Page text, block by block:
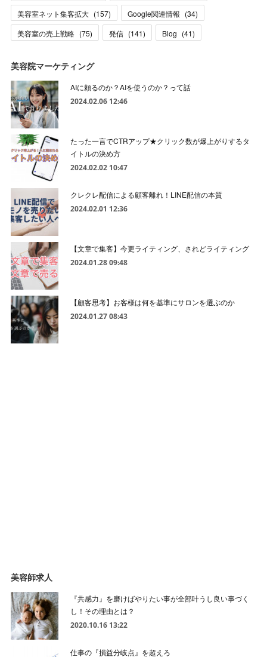
美容室ネット集客拡大 (157) Google関連情報 (34)
美容室の売上戦略 (75) 発信 (141) Blog (41)
美容院マーケティング
AIに頼るのか？AIを使うのか？って話
2024.02.06 12:46
たった一言でCTRアップ★クリック数が爆上がりするタ
イトルの決め方
2024.02.02 10:47
クレクレ配信による顧客離れ！LINE配信の本質
2024.02.01 12:36
【文章で集客】今更ライティング、されどライティング
2024.01.28 09:48
【顧客思考】お客様は何を基準にサロンを選ぶのか
2024.01.27 08:43
美容師求人
『共感力』を磨けばやりたい事が全部叶うし良い事づく
し！その理由とは？
2020.10.16 13:22
仕事の『損益分岐点』を超えろ